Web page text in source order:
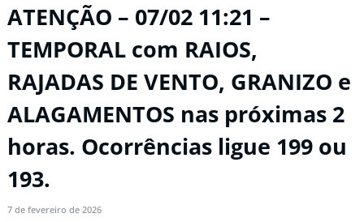
ATENÇÃO – 07/02 11:21 –
TEMPORAL com RAIOS,
RAJADAS DE VENTO, GRANIZO e
ALAGAMENTOS nas próximas 2
horas. Ocorrências ligue 199 ou
193.
7 de fevereiro de 2026